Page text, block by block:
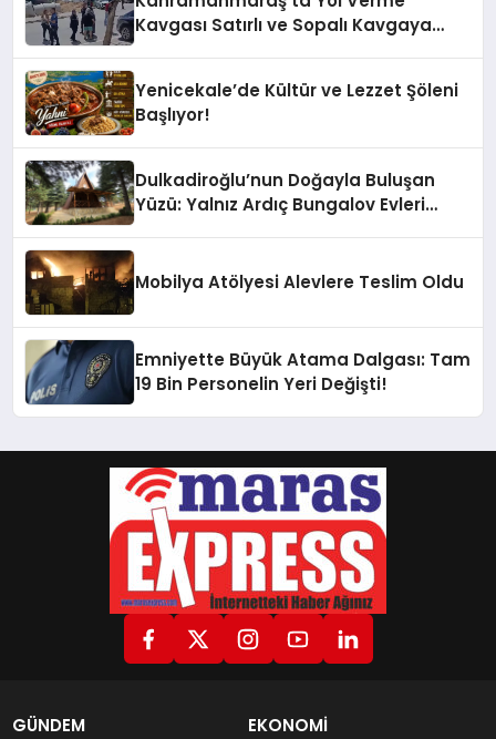
Kavgası Satırlı ve Sopalı Kavgaya
Yenicekale’de Kültür ve Lezzet Şöleni
Başlıyor!
Dulkadiroğlu’nun Doğayla Buluşan
Yüzü: Yalnız Ardıç Bungalov Evleri
Mobilya Atölyesi Alevlere Teslim Oldu
Emniyette Büyük Atama Dalgası: Tam
19 Bin Personelin Yeri Değişti!
GÜNDEM EKONOMİ